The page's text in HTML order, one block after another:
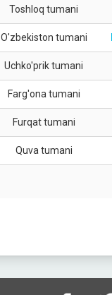
Toshloq tumani
O'zbekiston tumani
Uchko'prik tumani
Farg'ona tumani
Furqat tumani
Quva tumani